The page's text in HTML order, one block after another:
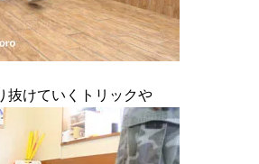
抜けていくトリックや